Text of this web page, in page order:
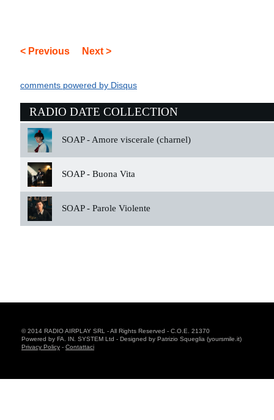
< Previous Next >
comments powered by Disqus
RADIO DATE COLLECTION
SOAP - Amore viscerale (charnel)
SOAP - Buona Vita
SOAP - Parole Violente
© 2014 RADIO AIRPLAY SRL - All Rights Reserved - C.O.E. 21370
Powered by FA. IN. SYSTEM Ltd - Designed by Patrizio Squeglia (yoursmile.it)
Privacy Policy - Contattaci